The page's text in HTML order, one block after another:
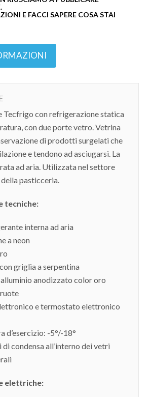
E FACCI SAPERE COSA STAI
Tecfrigo con refrigerazione statica
con due porte vetro. Vetrina
di prodotti surgelati che
e tendono ad asciugarsi. La
ad aria. Utilizzata nel settore
pasticceria.
tecniche:
interna ad aria
a neon
griglia a serpentina
anodizzato color oro
e termostato elettronico
d’esercizio: -5°/-18°
di condensa all’interno dei vetri
elettriche: